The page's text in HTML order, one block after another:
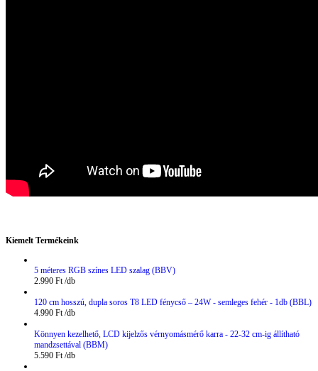
Kiemelt Termékeink
5 méteres RGB színes LED szalag (BBV)
2.990 Ft
120 cm hosszú, dupla soros T8 LED fénycső – 24W - semleges fehér - 1db (BBL)
4.990 Ft
Könnyen kezelhető, LCD kijelzős vérnyomásmérő karra - 22-32 cm-ig állítható
mandzsettával (BBM)
5.590 Ft